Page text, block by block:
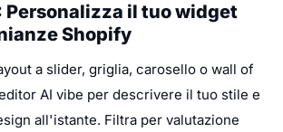
Personalizza il tuo widget
Shopify
a slider, griglia, carosello o wall of
AI vibe per descrivere il tuo stile e
all'istante. Filtra per valutazione